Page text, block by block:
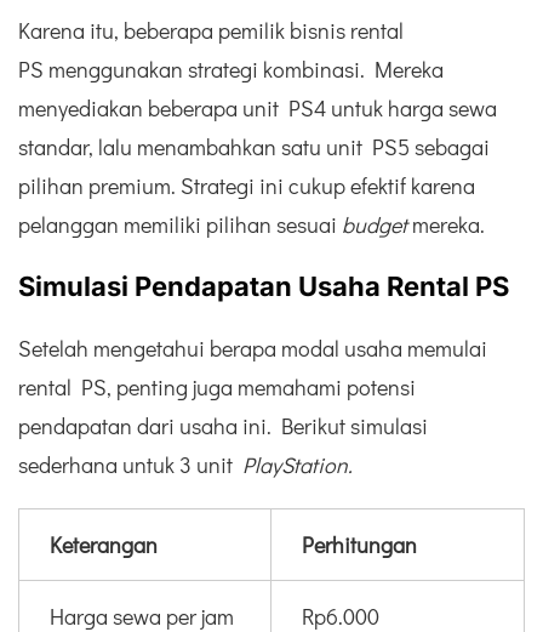
Karena itu, beberapa pemilik bisnis rental
PS menggunakan strategi kombinasi. Mereka
menyediakan beberapa unit PS4 untuk harga sewa
standar, lalu menambahkan satu unit PS5 sebagai
pilihan premium. Strategi ini cukup efektif karena
pelanggan memiliki pilihan sesuai budgetmereka.
Simulasi Pendapatan Usaha Rental PS
Setelah mengetahui berapa modal usaha memulai
rental PS, penting juga memahami potensi
pendapatan dari usaha ini. Berikut simulasi
sederhana untuk 3 unit PlayStation.
Keterangan Perhitungan
Harga sewa per jam Rp6.000